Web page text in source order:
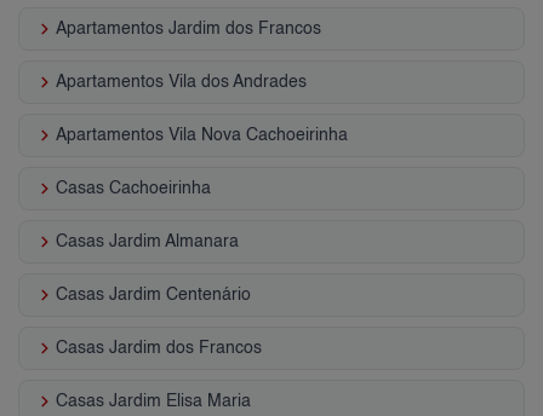
keyboard_arrow_right Apartamentos Jardim dos Francos
keyboard_arrow_right Apartamentos Vila dos Andrades
keyboard_arrow_right Apartamentos Vila Nova Cachoeirinha
keyboard_arrow_right Casas Cachoeirinha
keyboard_arrow_right Casas Jardim Almanara
keyboard_arrow_right Casas Jardim Centenário
keyboard_arrow_right Casas Jardim dos Francos
keyboard_arrow_right Casas Jardim Elisa Maria